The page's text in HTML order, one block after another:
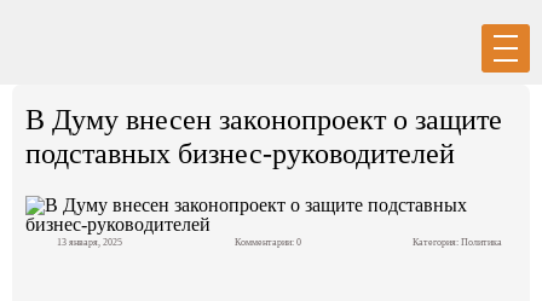
В Думу внесен законопроект о защите
подставных бизнес-руководителей
13 января, 2025 Комментарии: 0 Категория: Политика